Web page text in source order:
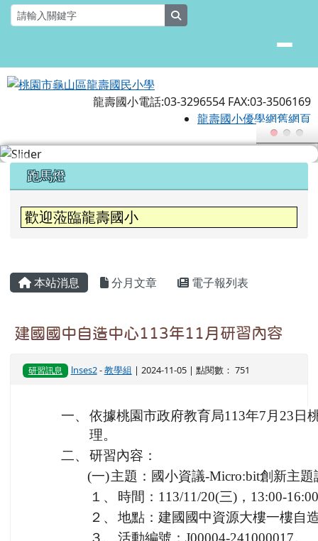
跳至主內容區
桃園市龜山區龍壽國民小學
龍壽國小電話:03-3296554 FAX:03-3506169
龍壽國小優學網舊網頁
上中區域內容
跑馬燈
歡迎蒞臨龍壽國小
主內容區域
本站消息 分月文章 電子報列表
建國國中自造中心113年11月研習內容
研習訊息 lnses2-教學組 | 2024-11-05 | 點閱數： 751
一、 依據桃園市政府教育局113年7月23日
理。
二、 研習內容：
(一)主題：國小資議-Micro:bit創新主
１、
時間：113/11/20(三)，13:00-16:00
２、 地點：建國國中資源大樓一樓自
３、 活動編號：J00004-241000017。
頁尾區域